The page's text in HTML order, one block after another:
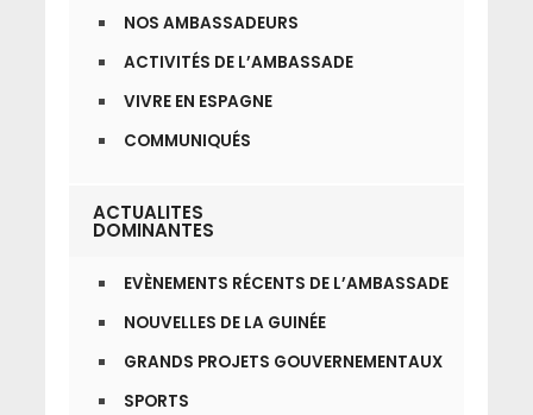
NOS AMBASSADEURS
ACTIVITÉS DE L’AMBASSADE
VIVRE EN ESPAGNE
COMMUNIQUÉS
ACTUALITES
DOMINANTES
EVÈNEMENTS RÉCENTS DE L’AMBASSADE
NOUVELLES DE LA GUINÉE
GRANDS PROJETS GOUVERNEMENTAUX
SPORTS